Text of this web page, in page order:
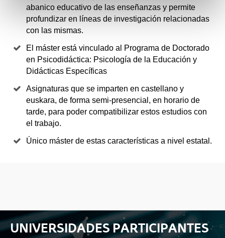
abanico educativo de las enseñanzas y permite
profundizar en líneas de investigación relacionadas
con las mismas.
El máster está vinculado al Programa de Doctorado
en Psicodidáctica: Psicología de la Educación y
Didácticas Específicas
Asignaturas que se imparten en castellano y
euskara, de forma semi-presencial, en horario de
tarde, para poder compatibilizar estos estudios con
el trabajo.
Único máster de estas características a nivel estatal.
UNIVERSIDADES PARTICIPANTES